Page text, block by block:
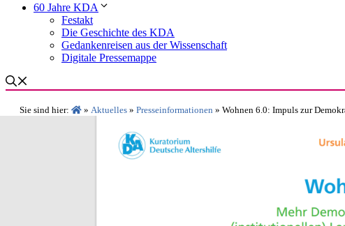
60 Jahre KDA
Festakt
Die Geschichte des KDA
Gedankenreisen aus der Wissenschaft
Digitale Pressemappe
Sie sind hier: » Aktuelles » Presseinformationen »